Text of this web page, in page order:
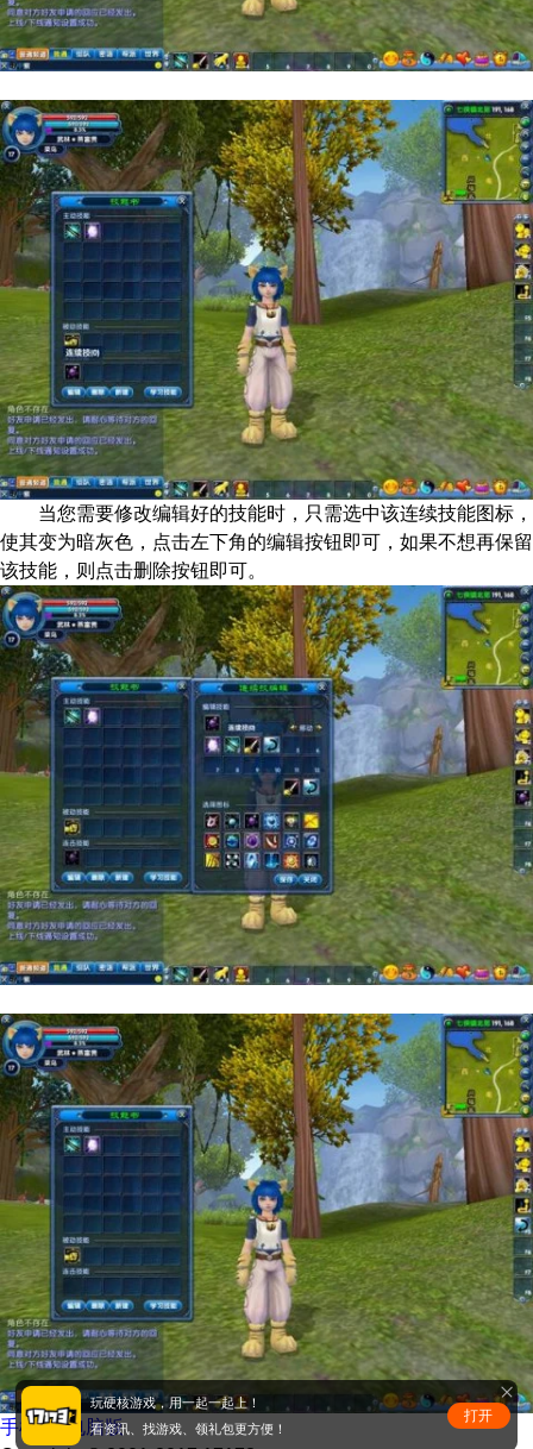
当您需要修改编辑好的技能时，只需选中该连续技能图标，
使其变为暗灰色，点击左下角的编辑按钮即可，如果不想再保留
该技能，则点击删除按钮即可。
手机版|电脑版
玩硬核游戏，用一起一起上！
看资讯、找游戏、领礼包更方便！
打开